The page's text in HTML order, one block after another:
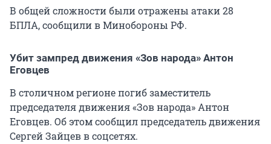
В общей сложности были отражены атаки 28
БПЛА, сообщили в Минобороны РФ.
Убит зампред движения «Зов народа» Антон
Еговцев
В столичном регионе погиб заместитель
председателя движения «Зов народа» Антон
Еговцев. Об этом сообщил председатель движения
Сергей Зайцев в соцсетях.